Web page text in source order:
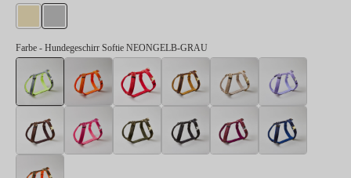
Farbe - Hundegeschirr Softie NEONGELB-GRAU
Hundegeschirr Softie NEONGELB-GRAU
Hundegeschirr Softie NEONORANGE